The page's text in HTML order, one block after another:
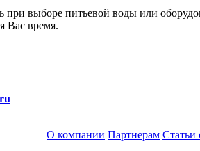
при выборе питьевой воды или
Вас время.
О компании Партнерам Статьи